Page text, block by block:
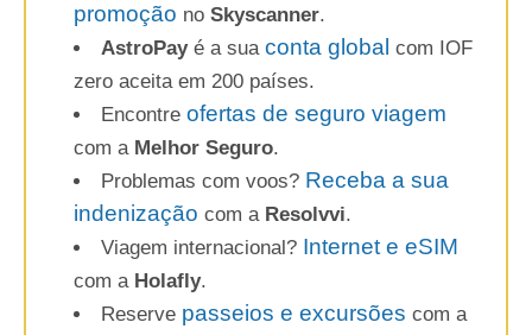
promoção no Skyscanner.
AstroPayé a sua conta global com IOF
zero aceita em 200 países.
Encontre ofertas de seguro viagem
com a Melhor Seguro.
Problemas com voos? Receba a sua
indenização com a Resolvvi.
Viagem internacional? Internet e eSIM
com a Holafly.
Reserve passeios e excursões com a